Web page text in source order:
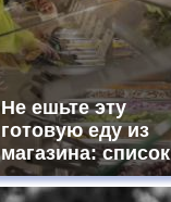
Не ешьте эту
готовую еду из
магазина: список